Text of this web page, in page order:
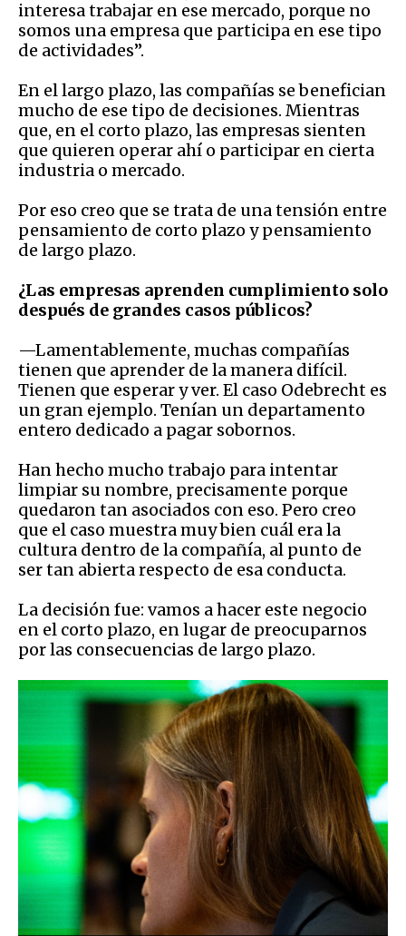
interesa trabajar en ese mercado, porque no
somos una empresa que participa en ese tipo
de actividades”.
En el largo plazo, las compañías se benefician
mucho de ese tipo de decisiones. Mientras
que, en el corto plazo, las empresas sienten
que quieren operar ahí o participar en cierta
industria o mercado.
Por eso creo que se trata de una tensión entre
pensamiento de corto plazo y pensamiento
de largo plazo.
¿Las empresas aprenden cumplimiento solo
después de grandes casos públicos?
—Lamentablemente, muchas compañías
tienen que aprender de la manera difícil.
Tienen que esperar y ver. El caso Odebrecht es
un gran ejemplo. Tenían un departamento
entero dedicado a pagar sobornos.
Han hecho mucho trabajo para intentar
limpiar su nombre, precisamente porque
quedaron tan asociados con eso. Pero creo
que el caso muestra muy bien cuál era la
cultura dentro de la compañía, al punto de
ser tan abierta respecto de esa conducta.
La decisión fue: vamos a hacer este negocio
en el corto plazo, en lugar de preocuparnos
por las consecuencias de largo plazo.